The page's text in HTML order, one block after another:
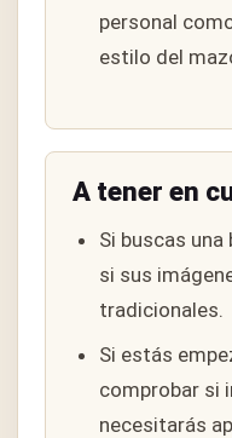
personal
estilo del
A tener en
Si buscas una
si sus
tradicionales.
Si estás
comprobar si
necesitarás